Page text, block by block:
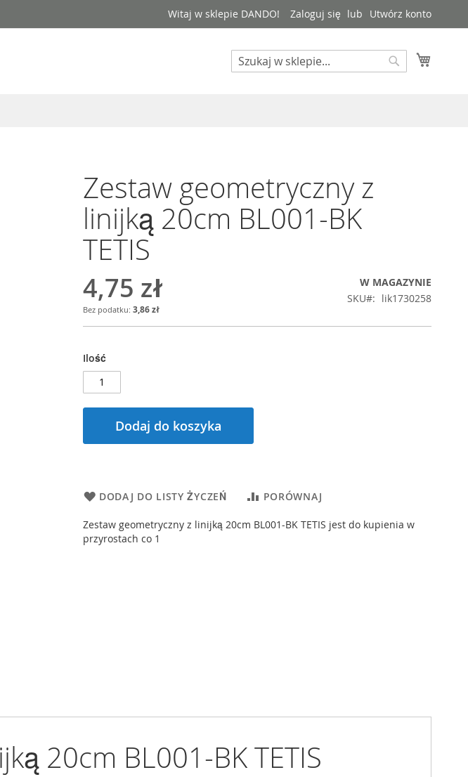
Witaj w sklepie DANDO! Zaloguj się Utwórz konto
Search
Zestaw geometryczny z
linijką 20cm BL001-BK
TETIS
4,75 zł
3,86 zł
W MAGAZYNIE
SKU
lik1730258
Ilość
Dodaj do koszyka
DODAJ DO LISTY ŻYCZEŃ PORÓWNAJ
Zestaw geometryczny z linijką 20cm BL001-BK TETIS jest do kupienia w
przyrostach co 1
20cm BL001-BK TETIS